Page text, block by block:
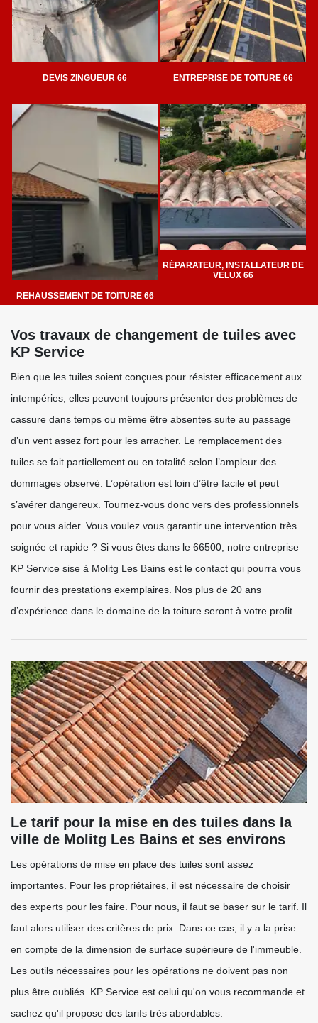
DEVIS ZINGUEUR 66 ENTREPRISE DE TOITURE 66
REHAUSSEMENT DE TOITURE 66
RÉPARATEUR, INSTALLATEUR DE
VELUX 66
Vos travaux de changement de tuiles avec
KP Service
Bien que les tuiles soient conçues pour résister efficacement aux
intempéries, elles peuvent toujours présenter des problèmes de
cassure dans temps ou même être absentes suite au passage
d’un vent assez fort pour les arracher. Le remplacement des
tuiles se fait partiellement ou en totalité selon l’ampleur des
dommages observé. L’opération est loin d’être facile et peut
s’avérer dangereux. Tournez-vous donc vers des professionnels
pour vous aider. Vous voulez vous garantir une intervention très
soignée et rapide ? Si vous êtes dans le 66500, notre entreprise
KP Service sise à Molitg Les Bains est le contact qui pourra vous
fournir des prestations exemplaires. Nos plus de 20 ans
d’expérience dans le domaine de la toiture seront à votre profit.
Le tarif pour la mise en des tuiles dans la
ville de Molitg Les Bains et ses environs
Les opérations de mise en place des tuiles sont assez
importantes. Pour les propriétaires, il est nécessaire de choisir
des experts pour les faire. Pour nous, il faut se baser sur le tarif. Il
faut alors utiliser des critères de prix. Dans ce cas, il y a la prise
en compte de la dimension de surface supérieure de l'immeuble.
Les outils nécessaires pour les opérations ne doivent pas non
plus être oubliés. KP Service est celui qu'on vous recommande et
sachez qu'il propose des tarifs très abordables.